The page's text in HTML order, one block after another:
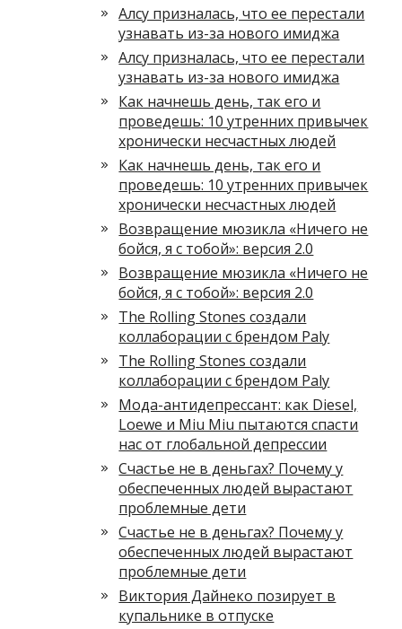
Алсу призналась, что ее перестали
узнавать из-за нового имиджа
Алсу призналась, что ее перестали
узнавать из-за нового имиджа
Как начнешь день, так его и
проведешь: 10 утренних привычек
хронически несчастных людей
Как начнешь день, так его и
проведешь: 10 утренних привычек
хронически несчастных людей
Возвращение мюзикла «Ничего не
бойся, я с тобой»: версия 2.0
Возвращение мюзикла «Ничего не
бойся, я с тобой»: версия 2.0
The Rolling Stones создали
коллаборации с брендом Paly
The Rolling Stones создали
коллаборации с брендом Paly
Мода-антидепрессант: как Diesel,
Loewe и Miu Miu пытаются спасти
нас от глобальной депрессии
Счастье не в деньгах? Почему у
обеспеченных людей вырастают
проблемные дети
Счастье не в деньгах? Почему у
обеспеченных людей вырастают
проблемные дети
Виктория Дайнеко позирует в
купальнике в отпуске